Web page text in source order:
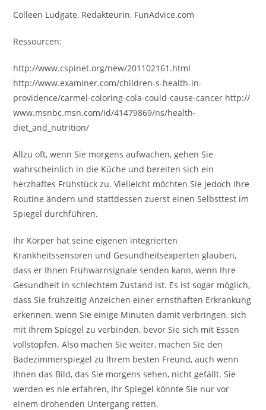
Colleen Ludgate, Redakteurin, FunAdvice.com
Ressourcen:
http://www.cspinet.org/new/201102161.html
http://www.examiner.com/children-s-health-in-
providence/carmel-coloring-cola-could-cause-cancer http://
www.msnbc.msn.com/id/41479869/ns/health-
diet_and_nutrition/
Allzu oft, wenn Sie morgens aufwachen, gehen Sie
wahrscheinlich in die Küche und bereiten sich ein
herzhaftes Frühstück zu. Vielleicht möchten Sie jedoch Ihre
Routine ändern und stattdessen zuerst einen Selbsttest im
Spiegel durchführen.
Ihr Körper hat seine eigenen integrierten
Krankheitssensoren und Gesundheitsexperten glauben,
dass er Ihnen Frühwarnsignale senden kann, wenn Ihre
Gesundheit in schlechtem Zustand ist. Es ist sogar möglich,
dass Sie frühzeitig Anzeichen einer ernsthaften Erkrankung
erkennen, wenn Sie einige Minuten damit verbringen, sich
mit Ihrem Spiegel zu verbinden, bevor Sie sich mit Essen
vollstopfen. Also machen Sie weiter, machen Sie den
Badezimmerspiegel zu Ihrem besten Freund, auch wenn
Ihnen das Bild, das Sie morgens sehen, nicht gefällt. Sie
werden es nie erfahren, Ihr Spiegel könnte Sie nur vor
einem drohenden Untergang retten.